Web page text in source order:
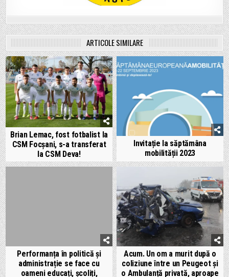
ARTICOLE SIMILARE
Brian Lemac, fost fotbalist la
CSM Focșani, s-a transferat
la CSM Deva!
Invitație la săptămâna
mobilității 2023
Performanța în politică și
administrație se face cu
oameni educați, școliți,
Acum. Un om a murit după o
coliziune între un Peugeot și
o Ambulanță privată, aproape